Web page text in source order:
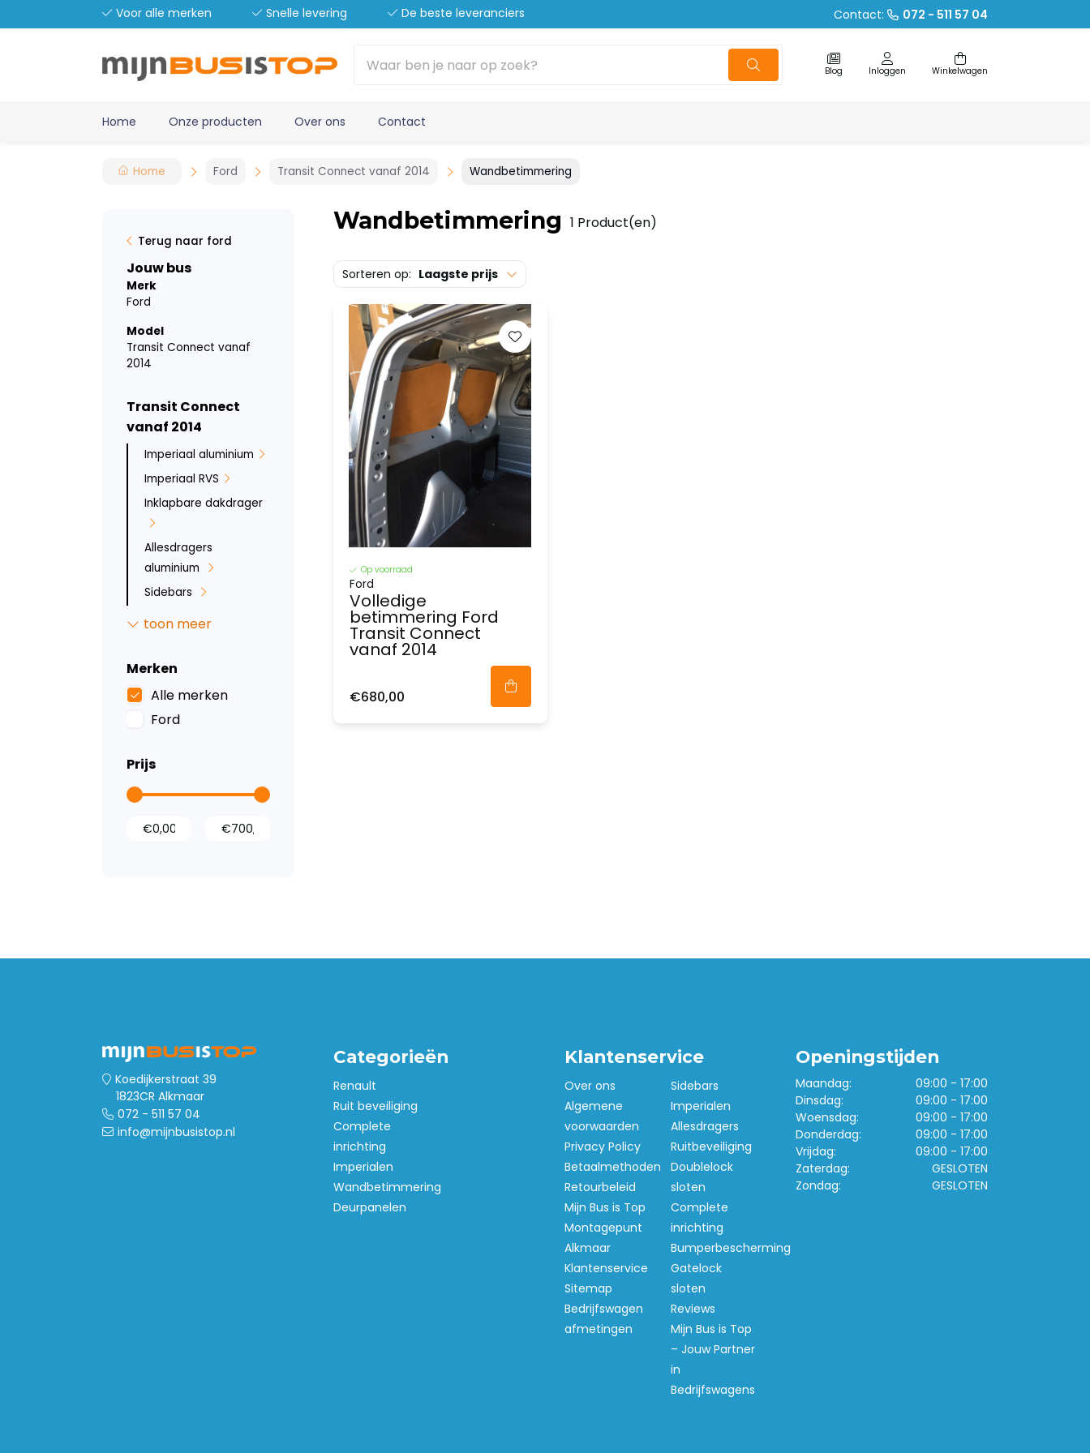
Voor alle merken Snelle levering De beste leveranciers Contact: 072 - 511 57 04
Blog Inloggen Winkelwagen
Home Onze producten Over ons Contact
Home Ford Transit Connect vanaf 2014 Wandbetimmering
Terug naar ford
Jouw bus
Merk
Ford
Model
Transit Connect vanaf
2014
Transit Connect
vanaf 2014
Imperiaal aluminium
Imperiaal RVS
Inklapbare dakdrager
Allesdragers
aluminium
Sidebars
Backbar
Bumperbescherming
Inbraakbeveiliging
Led verlichting
Laadvloeren
Wandbetimmering
Opstaptrede
toon meer
Merken
Alle merken
Ford
Prijs
Wandbetimmering 1 Product(en)
Sorteren op: Laagste prijs
Op voorraad
Ford
Volledige
betimmering Ford
Transit Connect
vanaf 2014
€680,00
Koedijkerstraat 39
1823CR Alkmaar
072 - 511 57 04
info@mijnbusistop.nl
Categorieën
Renault
Ruit beveiliging
Complete
inrichting
Imperialen
Wandbetimmering
Deurpanelen
Klantenservice
Over ons
Algemene
voorwaarden
Privacy Policy
Betaalmethoden
Retourbeleid
Mijn Bus is Top
Montagepunt
Alkmaar
Klantenservice
Sitemap
Bedrijfswagen
afmetingen
Sidebars
Imperialen
Allesdragers
Ruitbeveiliging
Doublelock
sloten
Complete
inrichting
Bumperbescherming
Gatelock
sloten
Reviews
Mijn Bus is Top
– Jouw Partner
in
Bedrijfswagens
Openingstijden
Maandag:
09:00 - 17:00
Dinsdag:
09:00 - 17:00
Woensdag:
09:00 - 17:00
Donderdag:
09:00 - 17:00
Vrijdag:
09:00 - 17:00
Zaterdag:
GESLOTEN
Zondag:
GESLOTEN